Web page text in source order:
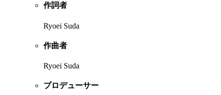
作詞者
Ryoei Suda
作曲者
Ryoei Suda
プロデューサー